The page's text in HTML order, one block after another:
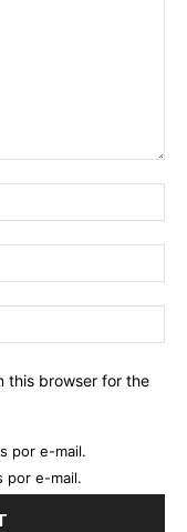
this browser for the
por e-mail.
por e-mail.